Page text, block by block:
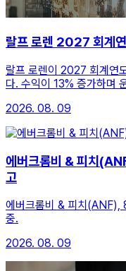
랄프 로렌 2027 회계
랄프 로렌이 2027 회계연
다. 수익이 13% 증가하며
2026. 08. 09
에버크롬비 & 피치
고
에버크롬비 & 피치(ANF),
중.
2026. 08. 09